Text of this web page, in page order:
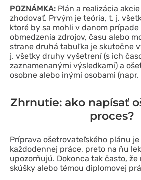
POZNÁMKA: Plán a realizácia
zhodovať. Prvým je teória, t. j.
ktoré by sa mohli v danom
obmedzenia zdrojov, času alebo
strane druhá tabuľka je skutočne
j. všetky druhy vyšetrení (s ich
zaznamenanými výsledkami) a
osobne alebo inými osobami (napr.
Zhrnutie: ako napísať
proces?
Príprava ošetrovateľského plánu
každodennej práce, preto na ňu
upozorňujú. Dokonca tak často,
skúšky alebo témou diplomovej